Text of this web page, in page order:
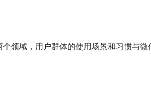
领域，用户群体的使用场景和习惯与微